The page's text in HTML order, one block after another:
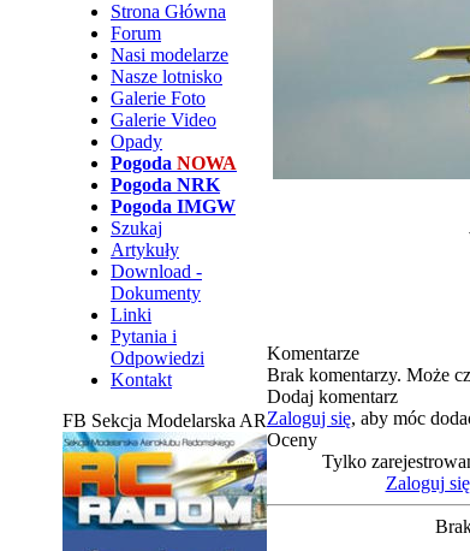
Strona Główna
Forum
Nasi modelarze
Nasze lotnisko
Galerie Foto
Galerie Video
Opady
Pogoda NOWA
Pogoda NRK
Pogoda IMGW
Szukaj
Artykuły
Download -
Dokumenty
Linki
Pytania i
Odpowiedzi
Kontakt
FB Sekcja Modelarska AR
Komentarze
Brak komentarzy. Może
Dodaj komentarz
Zaloguj się, aby móc
Oceny
Tylko
Zaloguj się